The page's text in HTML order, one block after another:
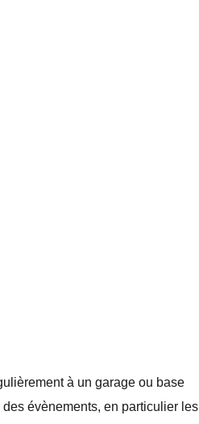
à un garage ou base
évènements, en particulier les